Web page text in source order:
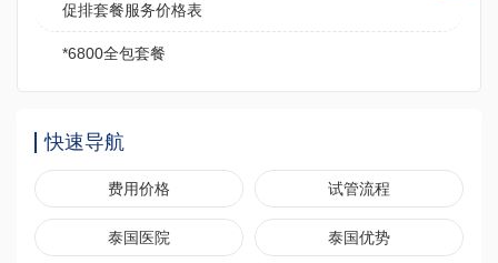
促排套餐服务价格表
*6800全包套餐
快速导航
费用价格 试管流程
泰国医院 泰国优势